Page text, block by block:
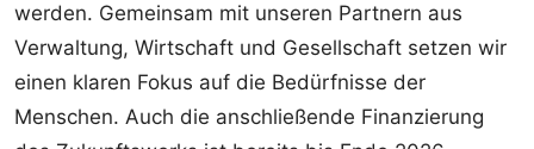
werden. Gemeinsam mit unseren Partnern aus
Verwaltung, Wirtschaft und Gesellschaft setzen wir
einen klaren Fokus auf die Bedürfnisse der
Menschen. Auch die anschließende Finanzierung